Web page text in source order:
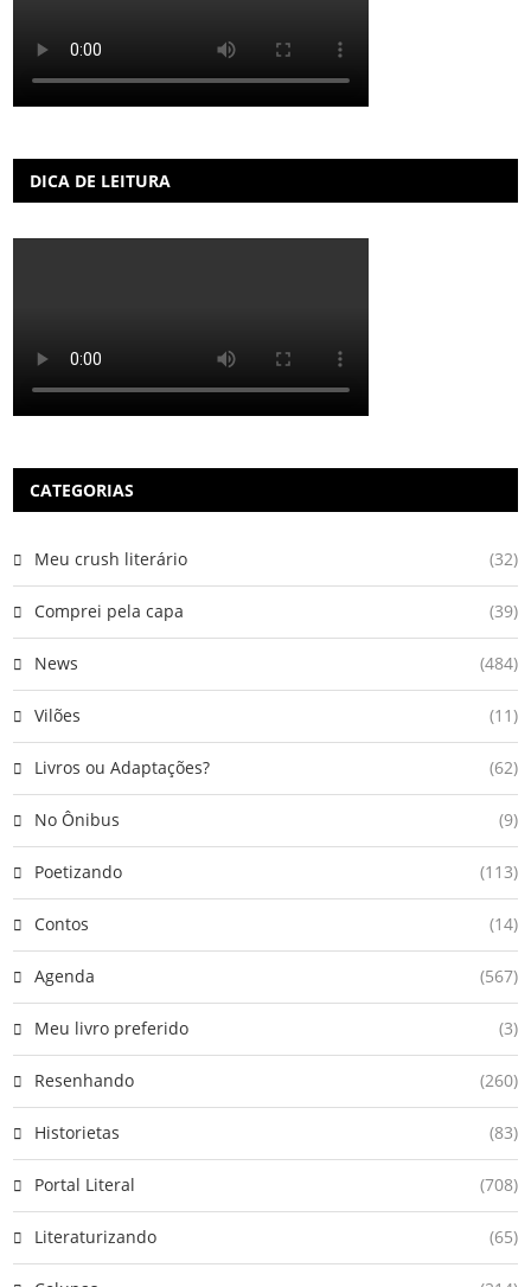
DICA DE LEITURA
CATEGORIAS
Meu crush literário (32)
Comprei pela capa (39)
News (484)
Vilões (11)
Livros ou Adaptações? (62)
No Ônibus (9)
Poetizando (113)
Contos (14)
Agenda (567)
Meu livro preferido (3)
Resenhando (260)
Historietas (83)
Portal Literal (708)
Literaturizando (65)